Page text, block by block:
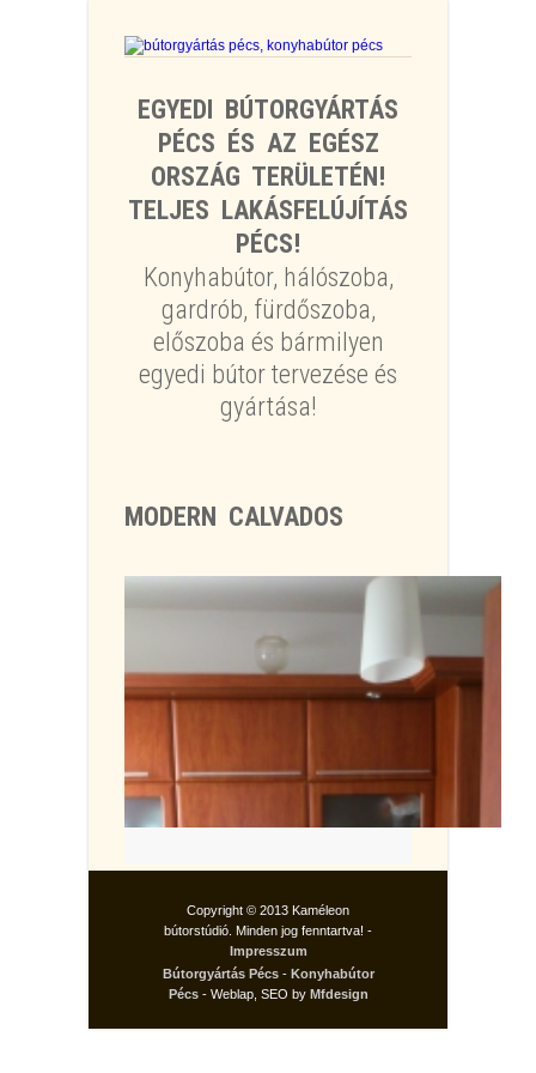
EGYEDI BÚTORGYÁRTÁS
PÉCS ÉS AZ EGÉSZ
ORSZÁG TERÜLETÉN!
TELJES LAKÁSFELÚJÍTÁS
PÉCS!
Konyhabútor, hálószoba,
gardrób, fürdőszoba,
előszoba és bármilyen
egyedi bútor tervezése és
gyártása!
MODERN CALVADOS
Copyright © 2013 Kaméleon
bútorstúdió. Minden jog fenntartva! -
Impresszum
Bútorgyártás Pécs- Konyhabútor
Pécs- Weblap, SEO by Mfdesign